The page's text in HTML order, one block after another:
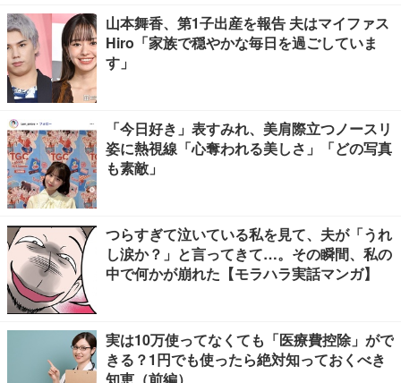
山本舞香、第1子出産を報告 夫はマイファス
Hiro「家族で穏やかな毎日を過ごしていま
す」
「今日好き」表すみれ、美肩際立つノースリ
姿に熱視線「心奪われる美しさ」「どの写真
も素敵」
つらすぎて泣いている私を見て、夫が「うれ
し涙か？」と言ってきて…。その瞬間、私の
中で何かが崩れた【モラハラ実話マンガ】
実は10万使ってなくても「医療費控除」がで
きる？1円でも使ったら絶対知っておくべき